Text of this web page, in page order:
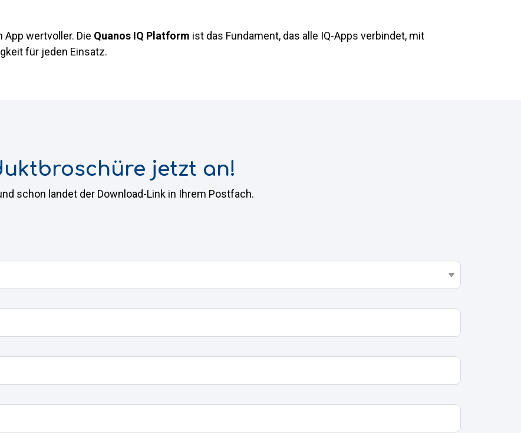
wertvoller. Die Quanos IQ Platform ist das Fundament, das alle IQ-Apps verbindet, mit
für jeden Einsatz.
jetzt an!
schon landet der Download-Link in Ihrem Postfach.